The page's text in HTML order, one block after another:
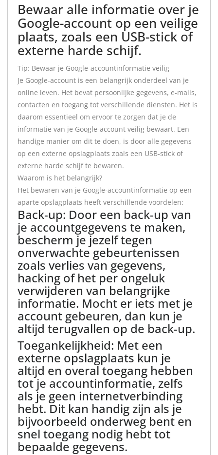
Bewaar alle informatie over je
Google-account op een veilige
plaats, zoals een USB-stick of
externe harde schijf.
Tip: Bewaar je Google-accountinformatie veilig
Je Google-account is een belangrijk onderdeel van je
online leven. Het bevat persoonlijke gegevens, e-mails,
contacten en toegang tot verschillende diensten. Het is
daarom essentieel om ervoor te zorgen dat je de
informatie van je Google-account veilig bewaart. Een
handige manier om dit te doen, is door alle gegevens
op een externe opslagplaats zoals een USB-stick of
externe harde schijf te bewaren.
Waarom is het belangrijk?
Het bewaren van je Google-accountinformatie op een
aparte opslagplaats heeft verschillende voordelen:
Back-up: Door een back-up van
je accountgegevens te maken,
bescherm je jezelf tegen
onverwachte gebeurtenissen
zoals verlies van gegevens,
hacking of het per ongeluk
verwijderen van belangrijke
informatie. Mocht er iets met je
account gebeuren, dan kun je
altijd terugvallen op de back-up.
Toegankelijkheid: Met een
externe opslagplaats kun je
altijd en overal toegang hebben
tot je accountinformatie, zelfs
als je geen internetverbinding
hebt. Dit kan handig zijn als je
bijvoorbeeld onderweg bent en
snel toegang nodig hebt tot
bepaalde gegevens.